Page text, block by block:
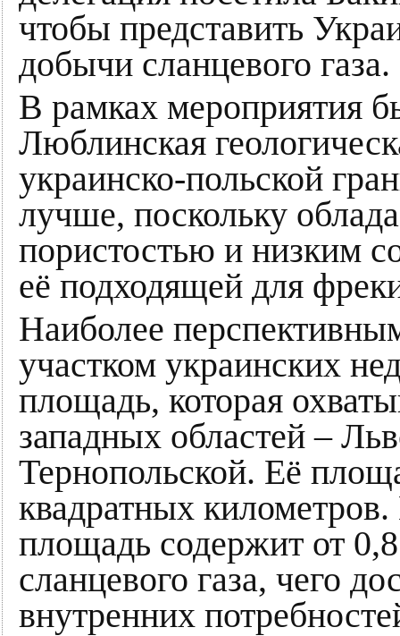
чтобы представить
добычи сланцевого газа.
В рамках мероприятия
Люблинская
украинско-польской
лучше, поскольку
пористостью и низким
её подходящей для
Наиболее
участком украинских
площадь, которая
западных областей –
Тернопольской. Её
квадратных
площадь содержит от
сланцевого газа, чего
внутренних